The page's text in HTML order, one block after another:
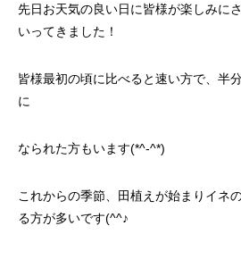
先日お天気の良い日に皆様が楽しみに
いってきました！
皆様最初の頃に比べると速い方で、半
に
なられた方もいます(*^-^*)
これからの季節、田植えが始まりイネ
る方が多いです(^^♪